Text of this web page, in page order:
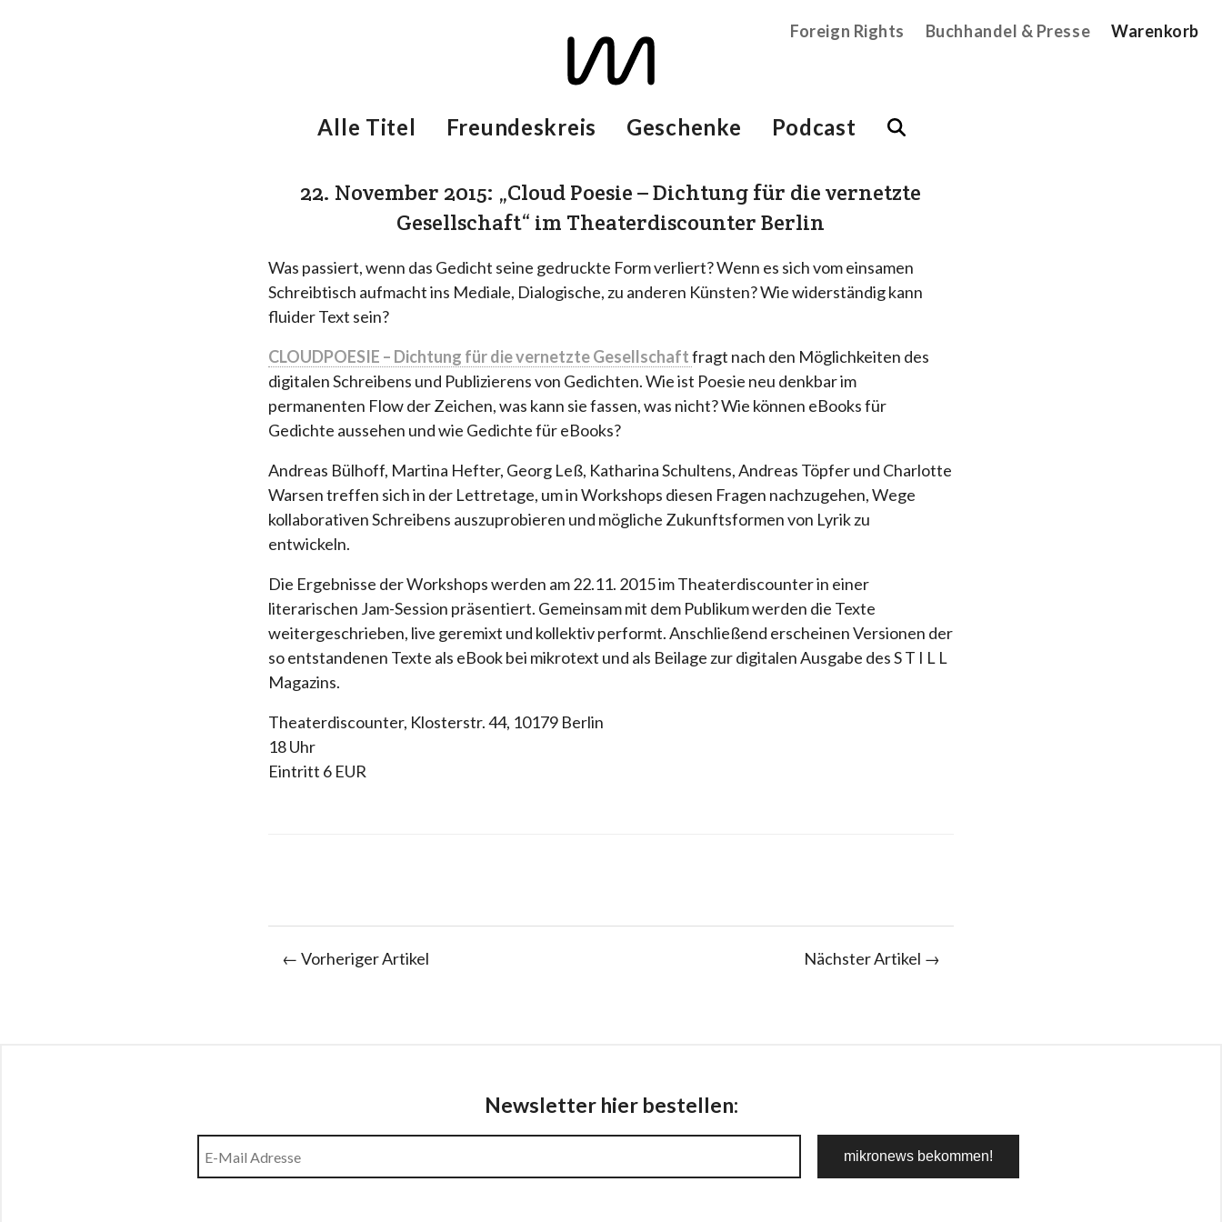
Foreign Rights Buchhandel & Presse Warenkorb
Alle Titel Freundeskreis Geschenke Podcast
22. November 2015: „Cloud Poesie – Dichtung für die vernetzte
Gesellschaft“ im Theaterdiscounter Berlin
Was passiert, wenn das Gedicht seine gedruckte Form verliert? Wenn es sich vom einsamen
Schreibtisch aufmacht ins Mediale, Dialogische, zu anderen Künsten? Wie widerständig kann
fluider Text sein?
CLOUDPOESIE – Dichtung für die vernetzte Gesellschaftfragt nach den Möglichkeiten des
digitalen Schreibens und Publizierens von Gedichten. Wie ist Poesie neu denkbar im
permanenten Flow der Zeichen, was kann sie fassen, was nicht? Wie können eBooks für
Gedichte aussehen und wie Gedichte für eBooks?
Andreas Bülhoff, Martina Hefter, Georg Leß, Katharina Schultens, Andreas Töpfer und Charlotte
Warsen treffen sich in der Lettretage, um in Workshops diesen Fragen nachzugehen, Wege
kollaborativen Schreibens auszuprobieren und mögliche Zukunftsformen von Lyrik zu
entwickeln.
Die Ergebnisse der Workshops werden am 22.11. 2015 im Theaterdiscounter in einer
literarischen Jam-Session präsentiert. Gemeinsam mit dem Publikum werden die Texte
weitergeschrieben, live geremixt und kollektiv performt. Anschließend erscheinen Versionen der
so entstandenen Texte als eBook bei mikrotext und als Beilage zur digitalen Ausgabe des S T I L L
Magazins.
Theaterdiscounter, Klosterstr. 44, 10179 Berlin
18 Uhr
Eintritt 6 EUR
← Vorheriger Artikel Nächster Artikel →
Newsletter hier bestellen: